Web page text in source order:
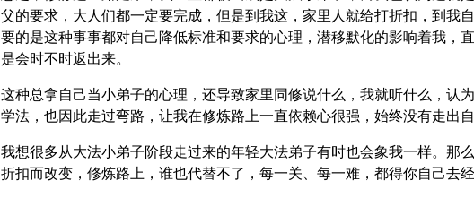
父的要求，大人们都一定要完成，但是到我这，家里人就给打折扣，到我
要的是这种事事都对自己降低标准和要求的心理，潜移默化的影响着我，
是会时不时返出来。
这种总拿自己当小弟子的心理，还导致家里同修说什么，我就听什么，认
学法，也因此走过弯路，让我在修炼路上一直依赖心很强，始终没有走出自
我想很多从大法小弟子阶段走过来的年轻大法弟子有时也会象我一样。那
折扣而改变，修炼路上，谁也代替不了，每一关、每一难，都得你自己去